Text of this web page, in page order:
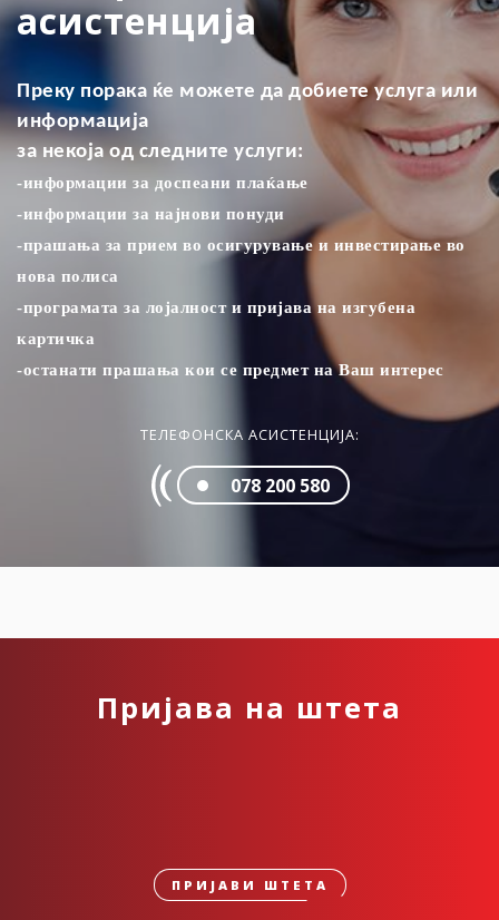
асистенција
Преку порака ќе можете да добиете услуга или
информација
за некоја од следните услуги:
-информации за доспеани плаќањe
-информации за најнови понуди
-прашања за прием во осигурување и инвестирање во
нова полиса
-програмата за лојалност и пријава на изгубена
картичка
-останати прашања кои се предмет на Ваш интерес
ТЕЛЕФОНСКА АСИСТЕНЦИЈА:
078 200 580
Пријава на штета
ПРИЈАВИ ШТЕТА